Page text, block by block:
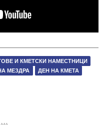
И КМЕТСКИ НАМЕСТНИЦИ
МЕЗДРА
ДЕН НА КМЕТА